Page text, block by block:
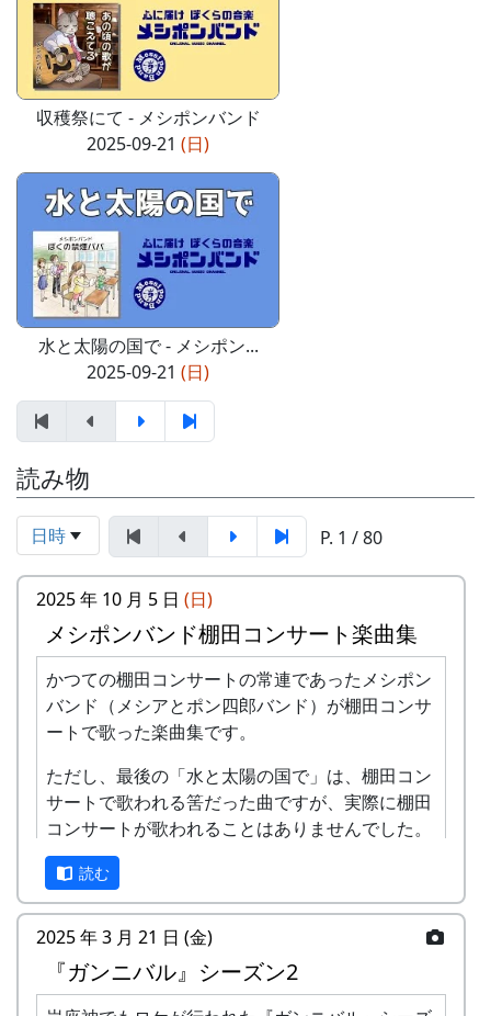
収穫祭にて - メシポンバンド
2025-09-21 (日)
水と太陽の国で - メシポン...
2025-09-21 (日)
読み物
日時 P. 1 / 80
2025 年 10 月 5 日 (日)
メシポンバンド棚田コンサート楽曲集
かつての棚田コンサートの常連であったメシポン
バンド（メシアとポン四郎バンド）が棚田コンサ
ートで歌った楽曲集です。
ただし、最後の「水と太陽の国で」は、棚田コン
サートで歌われる筈だった曲ですが、実際に棚田
コンサートが歌われることはありませんでした。
棚田のうた ～ふるさと加美の里へ～
読む
2025 年 3 月 21 日 (金)
『ガンニバル』シーズン2